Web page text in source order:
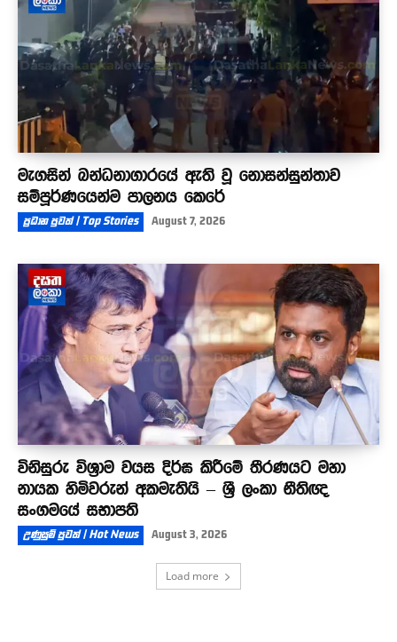
මැගසින් බන්ධනාගාරයේ ඇති වූ නොසන්සුන්තාව
සම්පූර්ණයෙන්ම පාලනය කෙරේ
ප්‍රධාන පුවත් | Top Stories August 7, 2026
විනිසුරු විශ්‍රාම වයස දිර්ඝ කිරීමේ තීරණයට මහා
නායක හිමිවරුන් අකමැතියි – ශ්‍රී ලංකා නීතිඥ
සංගමයේ සභාපති
උණුසුම් පුවත් | Hot News August 3, 2026
Load more